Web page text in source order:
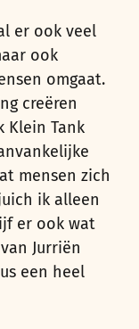
er ook veel
ook
omgaat.
creëren
Klein Tank
mensen zich
ik alleen
er ook wat
Jurriën
een heel